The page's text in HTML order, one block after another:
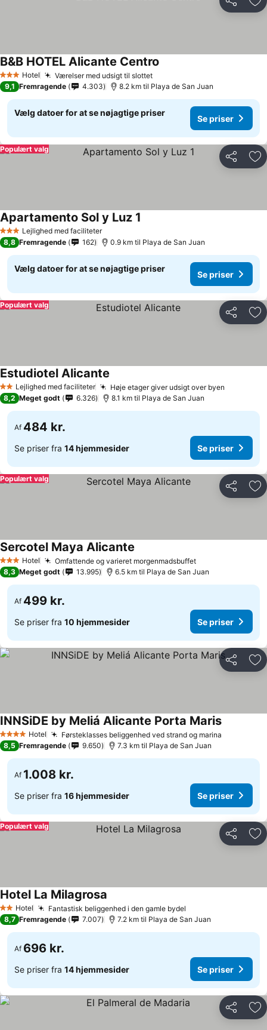
Del
3 StjernerHotel Værelser med udsigt til slottet
B&B HOTEL Alicante Centro
9,1 Fremragende 4.303 8.2 km til Playa de San Juan
Vælg datoer for at se nøjagtige priser
Se priser
Del
Populært valg
3 StjernerLejlighed med faciliteter
Apartamento Sol y Luz 1
8,8 Fremragende 162 0.9 km til Playa de San Juan
Vælg datoer for at se nøjagtige priser
Se priser
Del
Populært valg
2 StjernerLejlighed med faciliteter Høje etager giver udsigt over byen
Estudiotel Alicante
8,2 Meget godt 6.326 8.1 km til Playa de San Juan
Af 484 kr.
Se priser fra 14 hjemmesider Se priser
Del
Populært valg
3 StjernerHotel Omfattende og varieret morgenmadsbuffet
Sercotel Maya Alicante
8,3 Meget godt 13.995 6.5 km til Playa de San Juan
Af 499 kr.
Se priser fra 10 hjemmesider Se priser
Del
4 StjernerHotel Førsteklasses beliggenhed ved strand og marina
INNSiDE by Meliá Alicante Porta Maris
8,5 Fremragende 9.650 7.3 km til Playa de San Juan
Af 1.008 kr.
Se priser fra 16 hjemmesider Se priser
Del
Populært valg
2 Stjerner
Hotel Fantastisk beliggenhed i den gamle bydel
Hotel La Milagrosa
8,7 Fremragende 7.007 7.2 km til Playa de San Juan
Af 696 kr.
Se priser fra 14 hjemmesider Se priser
Del